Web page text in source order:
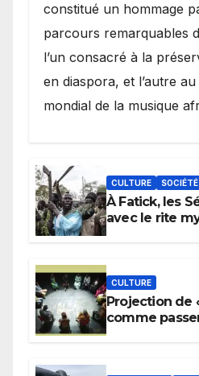
constitué un hommage
parcours remarquables
l’un consacré à la
en diaspora, et l’autre
mondial de la musique
CULTURE SOCIÉTÉ
À Fatick, les
avec le rite
CULTURE
Projection de
comme